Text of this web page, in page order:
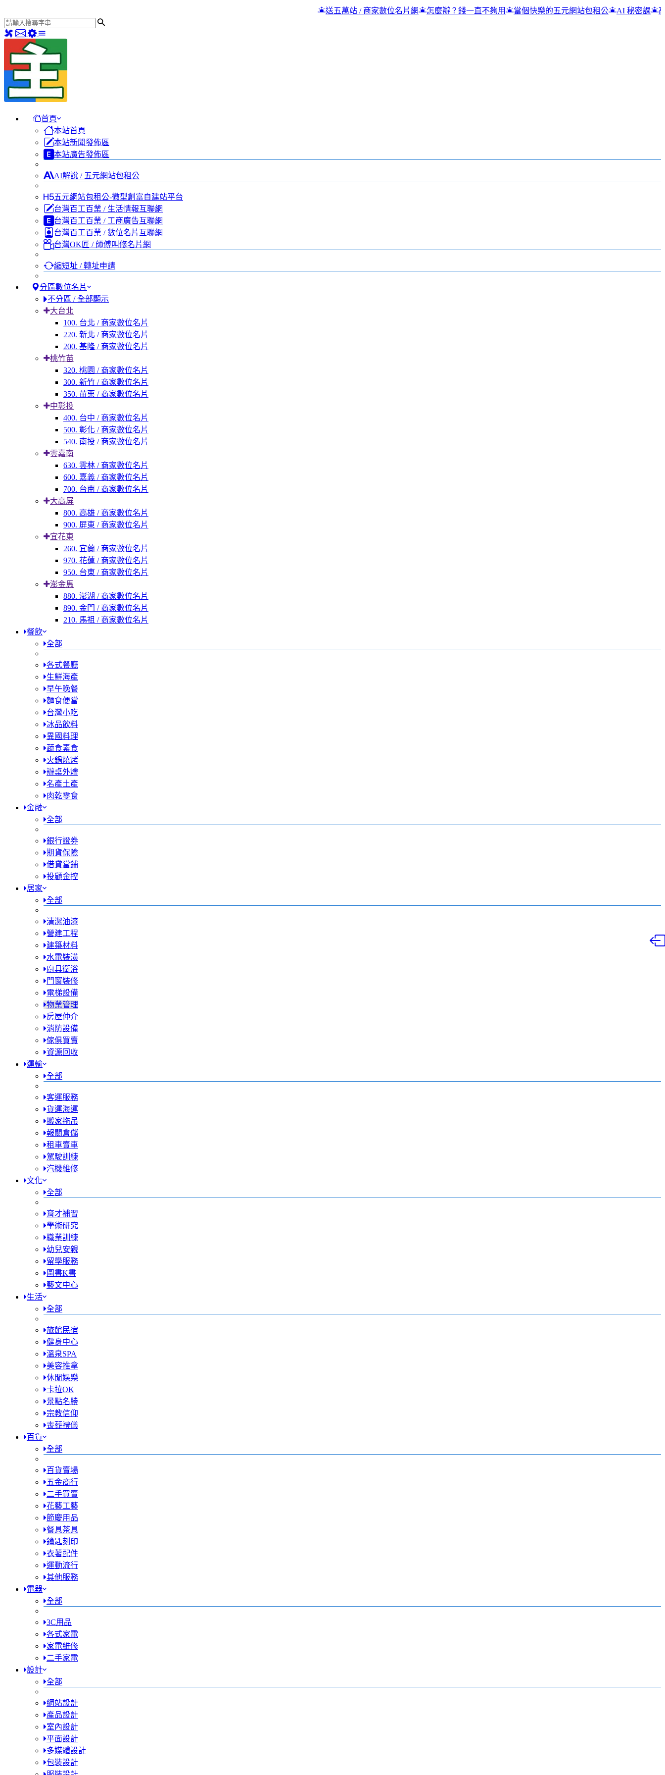
送五萬站 / 商家數位名片網 怎麼辦？錢一直不夠用 當個快樂的五元網站包租公 AI 秘密課 高雄吉林街夜
首頁
本站首頁
本站新聞發佈區
本站廣告發佈區
AI解說 / 五元網站包租公
五元網站包租公-微型創富自建站平台
台灣百工百業 / 生活情報互聯網
台灣百工百業 / 工商廣告互聯網
台灣百工百業 / 數位名片互聯網
台灣OK匠 / 師傅叫修名片網
縮短址 / 轉址申請
分區數位名片
不分區 / 全部顯示
大台北
100. 台北 / 商家數位名片
220. 新北 / 商家數位名片
200. 基隆 / 商家數位名片
桃竹苗
320. 桃園 / 商家數位名片
300. 新竹 / 商家數位名片
350. 苗栗 / 商家數位名片
中彰投
400. 台中 / 商家數位名片
500. 彰化 / 商家數位名片
540. 南投 / 商家數位名片
雲嘉南
630. 雲林 / 商家數位名片
600. 嘉義 / 商家數位名片
700. 台南 / 商家數位名片
大高屏
800. 高雄 / 商家數位名片
900. 屏東 / 商家數位名片
宜花東
260. 宜蘭 / 商家數位名片
970. 花蓮 / 商家數位名片
950. 台東 / 商家數位名片
澎金馬
880. 澎湖 / 商家數位名片
890. 金門 / 商家數位名片
210. 馬祖 / 商家數位名片
餐飲
全部
各式餐廳
生鮮海產
早午晚餐
麵食便當
台灣小吃
冰品飲料
異國料理
蔬食素食
火鍋燒烤
辦桌外燴
名產土產
肉乾零食
金融
全部
銀行證券
期貨保險
借貸當鋪
投顧金控
居家
全部
清潔油漆
營建工程
建築材料
水電裝潢
廚具衛浴
門窗裝修
電梯設備
物業管理
房屋仲介
消防設備
傢俱買賣
資源回收
運輸
全部
客運服務
貨運海運
搬家拖吊
報關倉儲
租車賣車
駕駛訓練
汽機維修
文化
全部
育才補習
學術研究
職業訓練
幼兒安親
留學服務
圖書K書
藝文中心
生活
全部
旅館民宿
健身中心
溫泉SPA
美容推拿
休閒娛樂
卡拉OK
景點名勝
宗教信仰
喪葬禮儀
百貨
全部
百貨賣場
五金商行
二手買賣
花藝工藝
節慶用品
餐具茶具
鑰匙刻印
衣著配件
運動流行
其他服務
電器
全部
3C用品
各式家電
家電維修
二手家電
設計
全部
網站設計
產品設計
室內設計
平面設計
多媒體設計
包裝設計